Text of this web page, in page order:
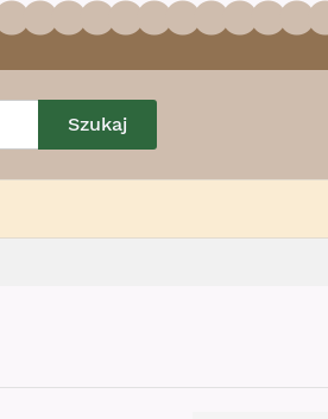
Szukaj